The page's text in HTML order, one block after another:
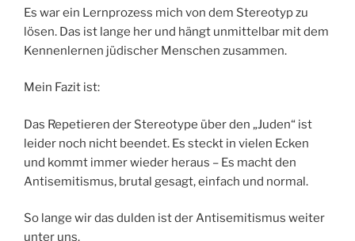
Es war ein Lernprozess mich von dem Stereotyp zu
lösen. Das ist lange her und hängt unmittelbar mit dem
Kennenlernen jüdischer Menschen zusammen.
Mein Fazit ist:
Das Repetieren der Stereotype über den „Juden“ ist
leider noch nicht beendet. Es steckt in vielen Ecken
und kommt immer wieder heraus – Es macht den
Antisemitismus, brutal gesagt, einfach und normal.
So lange wir das dulden ist der Antisemitismus weiter
unter uns.